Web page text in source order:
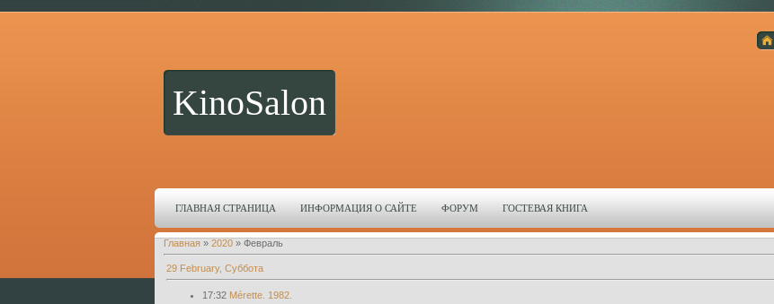
KinoSalon
ГЛАВНАЯ СТРАНИЦА ИНФОРМАЦИЯ О САЙТЕ ФОРУМ ГОСТЕВАЯ КНИГА
Главная » 2020 » Февраль
29 February, Суббота
17:32 Mérette. 1982.